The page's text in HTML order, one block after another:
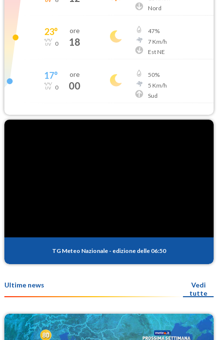
Nord
23°
0
ore
18
47%
7Km/h
Est NE
17°
0
ore
00
50%
5 Km/h
Sud
TG Meteo Nazionale - edizione delle 06:50
Ultime news
Vedi
tutte